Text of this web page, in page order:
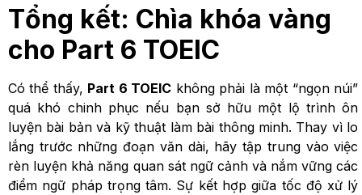
Tổng kết: Chìa khóa vàng
cho Part 6 TOEIC
Có thể thấy, Part 6 TOEIC không phải là một “ngọn núi”
quá khó chinh phục nếu bạn sở hữu một lộ trình ôn
luyện bài bản và kỹ thuật làm bài thông minh. Thay vì lo
lắng trước những đoạn văn dài, hãy tập trung vào việc
rèn luyện khả năng quan sát ngữ cảnh và nắm vững các
điểm ngữ pháp trọng tâm. Sự kết hợp giữa tốc độ xử lý